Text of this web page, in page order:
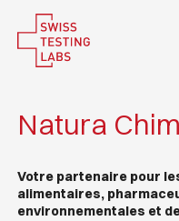
Natura
Votre partenaire pour
alimentaires,
environnementales et